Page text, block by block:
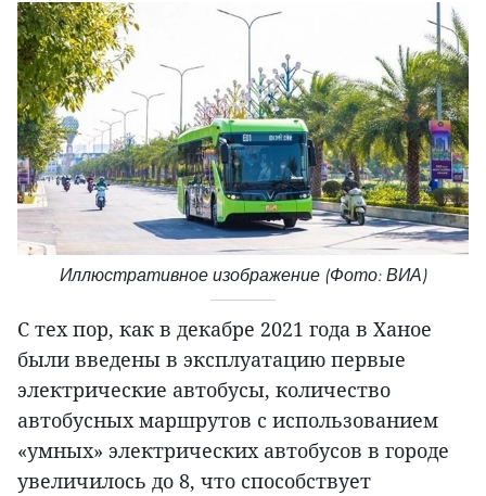
Иллюстративное изображение (Фото: ВИА)
С тех пор, как в декабре 2021 года в Ханое
были введены в эксплуатацию первые
электрические автобусы, количество
автобусных маршрутов с использованием
«умных» электрических автобусов в городе
увеличилось до 8, что способствует